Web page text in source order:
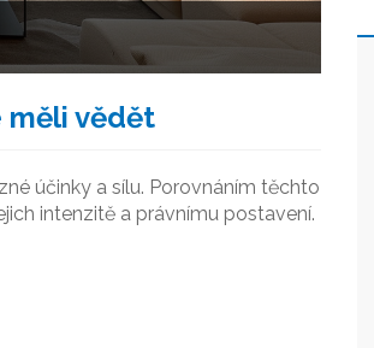
měli vědět
účinky a sílu. Porovnáním těchto
intenzitě a právnímu postavení.